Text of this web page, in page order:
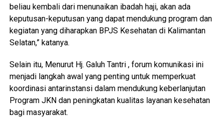
beliau kembali dari menunaikan ibadah haji, akan ada
keputusan-keputusan yang dapat mendukung program dan
kegiatan yang diharapkan BPJS Kesehatan di Kalimantan
Selatan,” katanya.
Selain itu, Menurut Hj. Galuh Tantri , forum komunikasi ini
menjadi langkah awal yang penting untuk memperkuat
koordinasi antarinstansi dalam mendukung keberlanjutan
Program JKN dan peningkatan kualitas layanan kesehatan
bagi masyarakat.